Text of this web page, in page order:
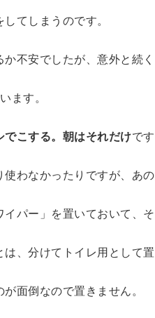
してしまうのです。
不安でしたが、意外と続く
ます。
でこする。朝はそれだけです
使わなかったりですが、あ
パー」を置いておいて、そ
、分けてトイレ用として置
面倒なので置きません。